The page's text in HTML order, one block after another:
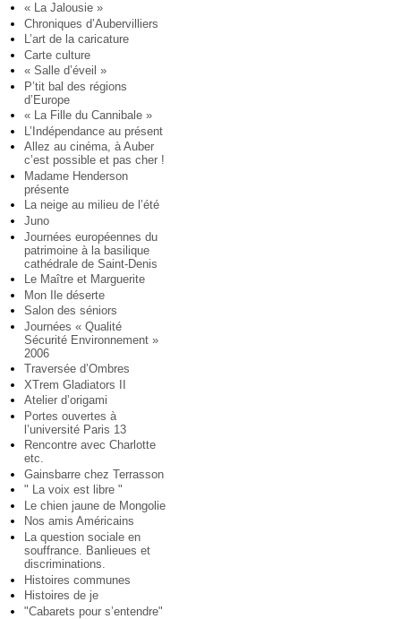
« La Jalousie »
Chroniques d’Aubervilliers
L’art de la caricature
Carte culture
« Salle d’éveil »
P’tit bal des régions
d’Europe
« La Fille du Cannibale »
L’Indépendance au présent
Allez au cinéma, à Auber
c’est possible et pas cher !
Madame Henderson
présente
La neige au milieu de l’été
Juno
Journées européennes du
patrimoine à la basilique
cathédrale de Saint-Denis
Le Maître et Marguerite
Mon Ile déserte
Salon des séniors
Journées « Qualité
Sécurité Environnement »
2006
Traversée d’Ombres
XTrem Gladiators II
Atelier d’origami
Portes ouvertes à
l’université Paris 13
Rencontre avec Charlotte
etc.
Gainsbarre chez Terrasson
" La voix est libre "
Le chien jaune de Mongolie
Nos amis Américains
La question sociale en
souffrance. Banlieues et
discriminations.
Histoires communes
Histoires de je
"Cabarets pour s’entendre"